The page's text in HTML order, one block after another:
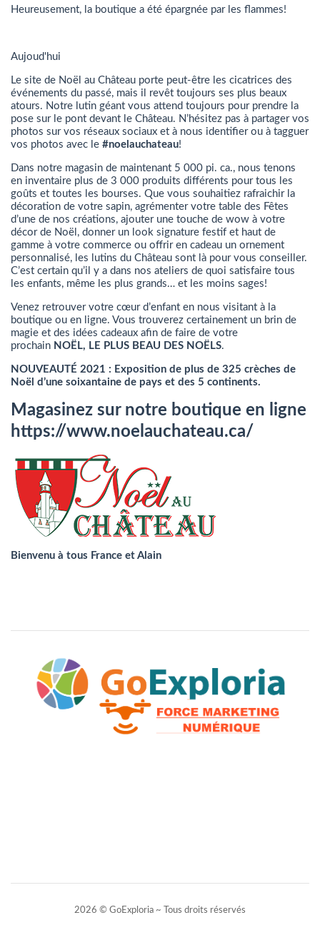
Heureusement, la boutique a été épargnée par les flammes!
Aujoud'hui
Le site de Noël au Château porte peut-être les cicatrices des
événements du passé, mais il revêt toujours ses plus beaux
atours. Notre lutin géant vous attend toujours pour prendre la
pose sur le pont devant le Château. N’hésitez pas à partager vos
photos sur vos réseaux sociaux et à nous identifier ou à tagguer
vos photos avec le #noelauchateau!
Dans notre magasin de maintenant 5 000 pi. ca., nous tenons
en inventaire plus de 3 000 produits différents pour tous les
goûts et toutes les bourses. Que vous souhaitiez rafraichir la
décoration de votre sapin, agrémenter votre table des Fêtes
d’une de nos créations, ajouter une touche de wow à votre
décor de Noël, donner un look signature festif et haut de
gamme à votre commerce ou offrir en cadeau un ornement
personnalisé, les lutins du Château sont là pour vous conseiller.
C’est certain qu’il y a dans nos ateliers de quoi satisfaire tous
les enfants, même les plus grands… et les moins sages!
Venez retrouver votre cœur d’enfant en nous visitant à la
boutique ou en ligne. Vous trouverez certainement un brin de
magie et des idées cadeaux afin de faire de votre
prochain NOËL, LE PLUS BEAU DES NOËLS.
NOUVEAUTÉ 2021 : Exposition de plus de 325 crèches de
Noël d’une soixantaine de pays et des 5 continents.
Magasinez sur notre boutique en ligne
https://www.noelauchateau.ca/
Bienvenu à tous France et Alain
2026 © GoExploria ~ Tous droits réservés